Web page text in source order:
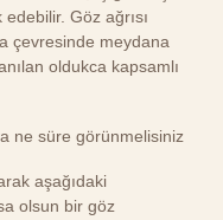
Göz ağrısı
çevresinde meydana
oldukca kapsamlı
ne süre görünmelisiniz
aşağıdaki
olsun bir göz